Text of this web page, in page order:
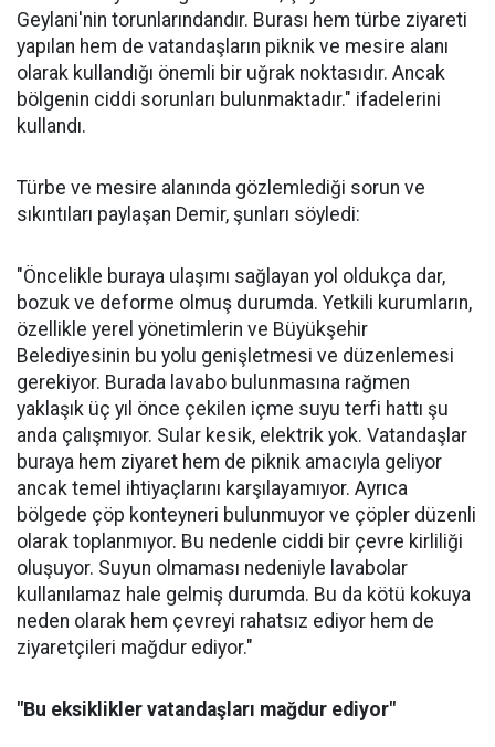
Geylani'nin torunlarındandır. Burası hem türbe ziyareti
yapılan hem de vatandaşların piknik ve mesire alanı
olarak kullandığı önemli bir uğrak noktasıdır. Ancak
bölgenin ciddi sorunları bulunmaktadır." ifadelerini
kullandı.
Türbe ve mesire alanında gözlemlediği sorun ve
sıkıntıları paylaşan Demir, şunları söyledi:
"Öncelikle buraya ulaşımı sağlayan yol oldukça dar,
bozuk ve deforme olmuş durumda. Yetkili kurumların,
özellikle yerel yönetimlerin ve Büyükşehir
Belediyesinin bu yolu genişletmesi ve düzenlemesi
gerekiyor. Burada lavabo bulunmasına rağmen
yaklaşık üç yıl önce çekilen içme suyu terfi hattı şu
anda çalışmıyor. Sular kesik, elektrik yok. Vatandaşlar
buraya hem ziyaret hem de piknik amacıyla geliyor
ancak temel ihtiyaçlarını karşılayamıyor. Ayrıca
bölgede çöp konteyneri bulunmuyor ve çöpler düzenli
olarak toplanmıyor. Bu nedenle ciddi bir çevre kirliliği
oluşuyor. Suyun olmaması nedeniyle lavabolar
kullanılamaz hale gelmiş durumda. Bu da kötü kokuya
neden olarak hem çevreyi rahatsız ediyor hem de
ziyaretçileri mağdur ediyor."
"Bu eksiklikler vatandaşları mağdur ediyor"